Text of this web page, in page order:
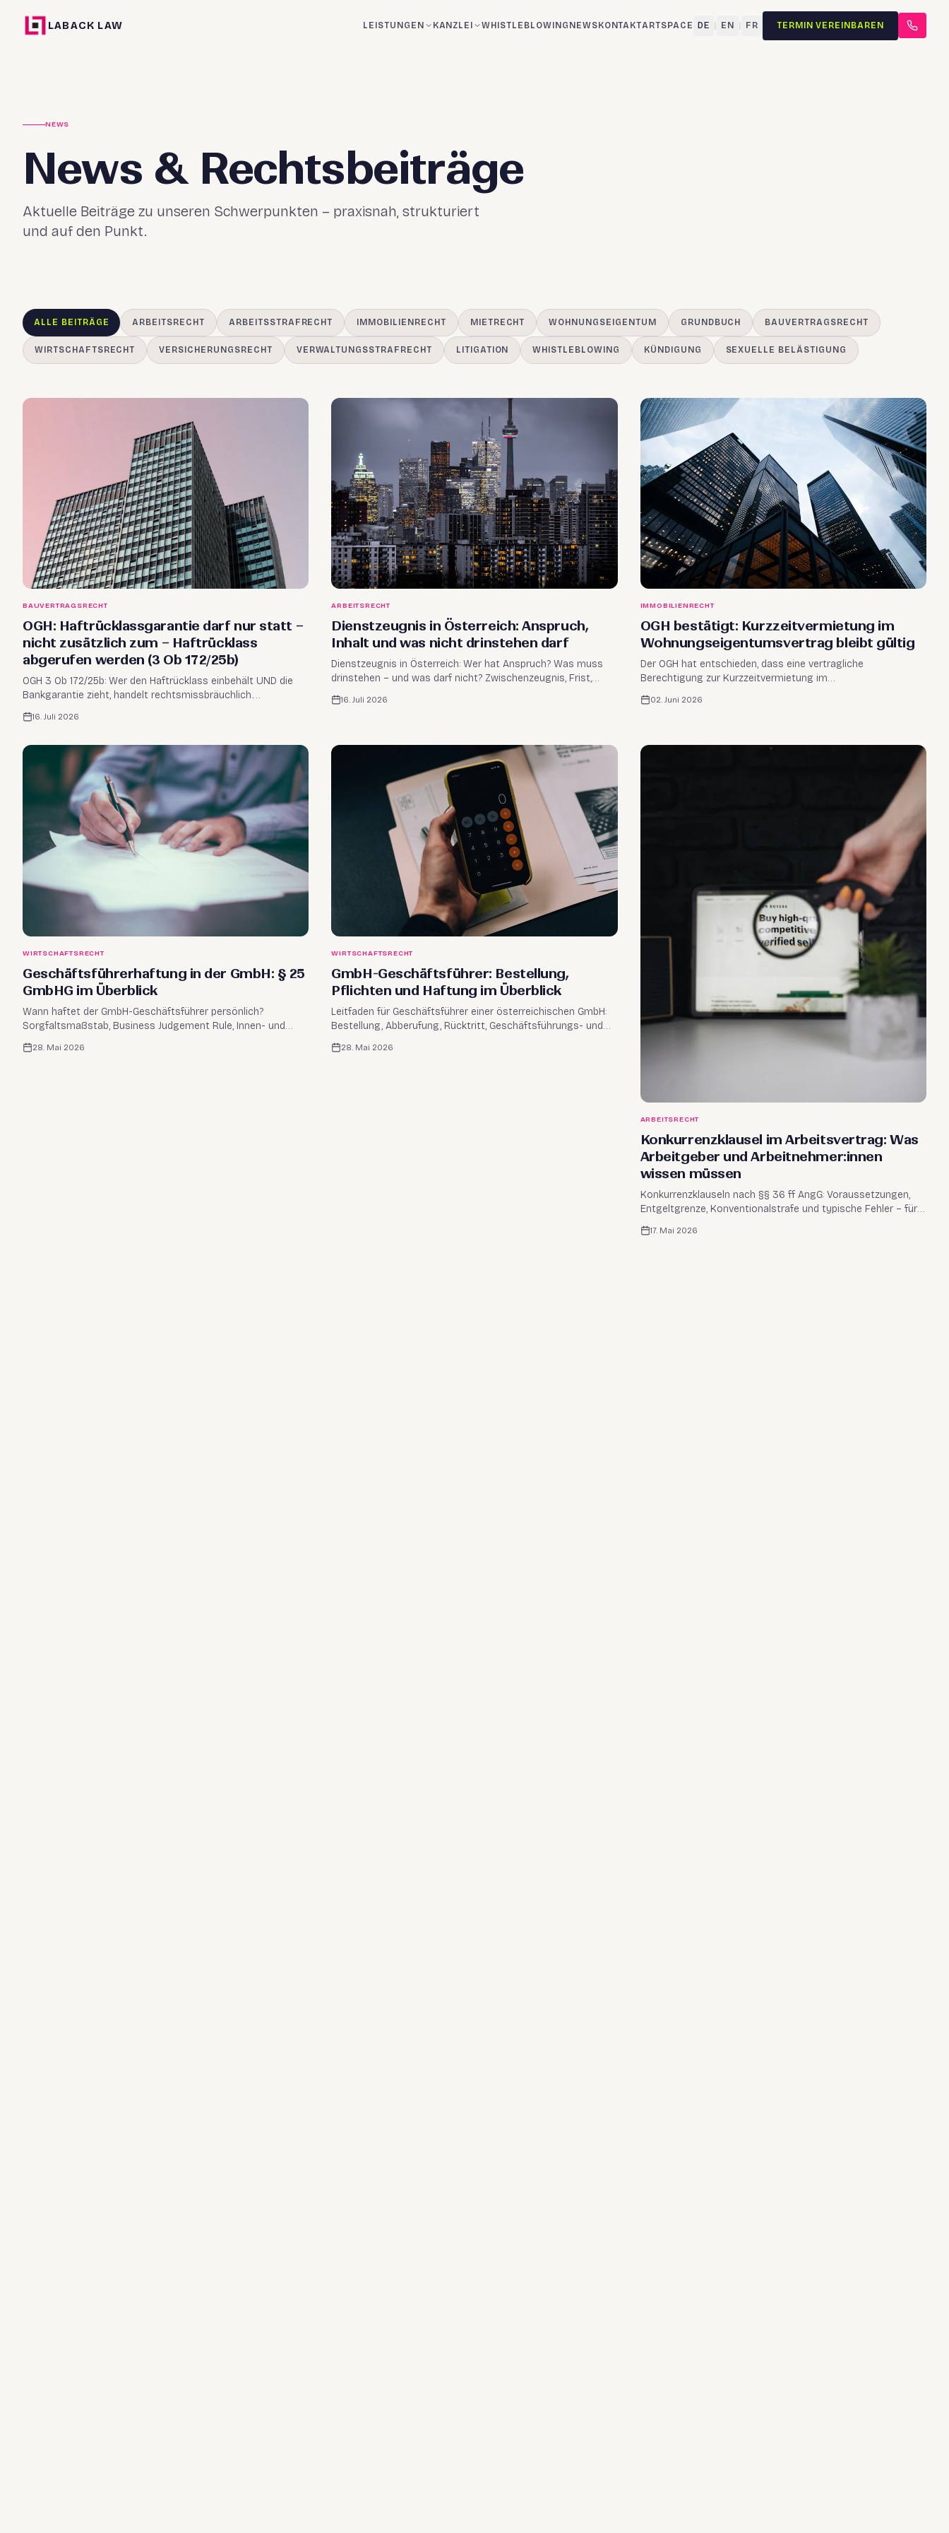
LABACK LAW LEISTUNGEN KANZLEI WHISTLEBLOWING NEWSKONTAKTARTSPACE DE | EN | FR TERMIN VEREINBAREN
NEWS
News & Rechtsbeiträge
Aktuelle Beiträge zu unseren Schwerpunkten – praxisnah, strukturiert
und auf den Punkt.
ALLE BEITRÄGE ARBEITSRECHT ARBEITSSTRAFRECHT IMMOBILIENRECHT MIETRECHT WOHNUNGSEIGENTUM GRUNDBUCH BAUVERTRAGSRECHT
WIRTSCHAFTSRECHT VERSICHERUNGSRECHT VERWALTUNGSSTRAFRECHT LITIGATION WHISTLEBLOWING KÜNDIGUNG SEXUELLE BELÄSTIGUNG
BAUVERTRAGSRECHT
OGH: Haftrücklassgarantie darf nur statt –
nicht zusätzlich zum – Haftrücklass
abgerufen werden (3 Ob 172/25b)
OGH 3 Ob 172/25b: Wer den Haftrücklass einbehält UND die
Bankgarantie zieht, handelt rechtsmissbräuchlich.
Einstweilige Verfügung möglich – auch in der Insolvenz des
Werkunternehmers.
16. Juli 2026
ARBEITSRECHT
Dienstzeugnis in Österreich: Anspruch,
Inhalt und was nicht drinstehen darf
Dienstzeugnis in Österreich: Wer hat Anspruch? Was muss
drinstehen – und was darf nicht? Zwischenzeugnis, Frist,
Kosten & Lehrzeugnis. Überblick vom Profi.
16. Juli 2026
IMMOBILIENRECHT
OGH bestätigt: Kurzzeitvermietung im
Wohnungseigentumsvertrag bleibt gültig
Der OGH hat entschieden, dass eine vertragliche
Berechtigung zur Kurzzeitvermietung im
Wohnungseigentumsvertrag durch die Wiener
Baurechtsnovelle 2023 nicht außer Kraft gesetzt wird. Was
02. Juni 2026
WIRTSCHAFTSRECHT
Geschäftsführerhaftung in der GmbH: § 25
GmbHG im Überblick
Wann haftet der GmbH-Geschäftsführer persönlich?
Sorgfaltsmaßstab, Business Judgement Rule, Innen- und
Außenhaftung sowie weitere Haftungsnormen kompakt
erklärt.
28. Mai 2026
WIRTSCHAFTSRECHT
GmbH-Geschäftsführer: Bestellung,
Pflichten und Haftung im Überblick
Leitfaden für Geschäftsführer einer österreichischen GmbH:
Bestellung, Abberufung, Rücktritt, Geschäftsführungs- und
Vertretungsbefugnis sowie zentrale Pflichten nach GmbHG.
28. Mai 2026
ARBEITSRECHT
Konkurrenzklausel im Arbeitsvertrag: Was
Arbeitgeber und Arbeitnehmer:innen
wissen müssen
Konkurrenzklauseln nach §§ 36 ff AngG: Voraussetzungen,
Entgeltgrenze, Konventionalstrafe und typische Fehler – für
Arbeitgeber und Arbeitnehmer:innen in Österreich.
17. Mai 2026